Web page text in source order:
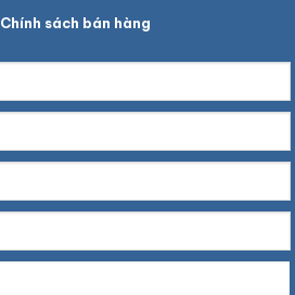
Chính sách bán hàng